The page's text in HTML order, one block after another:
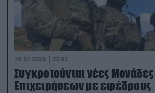
29.07.2026 | 22:02
Συγκροτούνται νέες
Επιχειρήσεων με εφέδρους